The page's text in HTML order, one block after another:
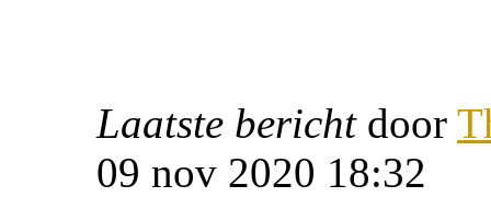
Laatste bericht door
09 nov 2020 18:32